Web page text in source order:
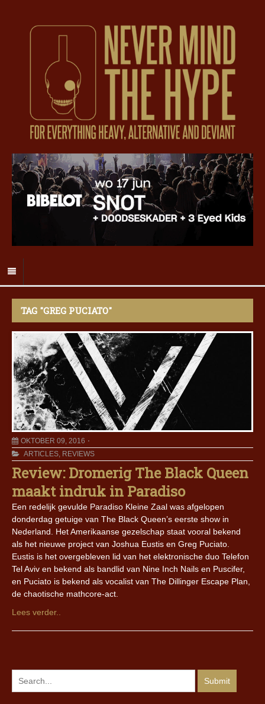
TAG "GREG PUCIATO"
OKTOBER 09, 2016
ARTICLES, REVIEWS
Review: Dromerig The Black Queen
maakt indruk in Paradiso
Een redelijk gevulde Paradiso Kleine Zaal was afgelopen
donderdag getuige van The Black Queen’s eerste show in
Nederland. Het Amerikaanse gezelschap staat vooral bekend
als het nieuwe project van Joshua Eustis en Greg Puciato.
Eustis is het overgebleven lid van het elektronische duo Telefon
Tel Aviv en bekend als bandlid van Nine Inch Nails en Puscifer,
en Puciato is bekend als vocalist van The Dillinger Escape Plan,
de chaotische mathcore-act.
Lees verder..